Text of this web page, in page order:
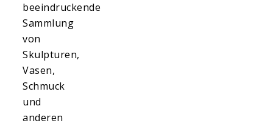
beeindruckende
Sammlung
von
Skulpturen,
Vasen,
Schmuck
und
anderen